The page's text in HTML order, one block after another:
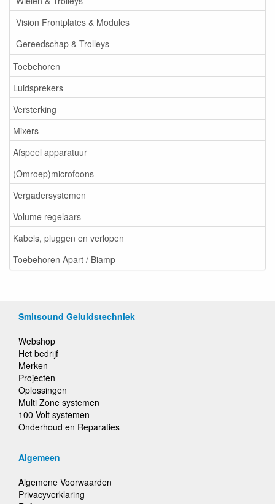
Vision Frontplates & Modules
Gereedschap & Trolleys
Toebehoren
Luidsprekers
Versterking
Mixers
Afspeel apparatuur
(Omroep)microfoons
Vergadersystemen
Volume regelaars
Kabels, pluggen en verlopen
Toebehoren Apart / Biamp
Smitsound Geluidstechniek
Webshop
Het bedrijf
Merken
Projecten
Oplossingen
Multi Zone systemen
100 Volt systemen
Onderhoud en Reparaties
Algemeen
Algemene Voorwaarden
Privacyverklaring